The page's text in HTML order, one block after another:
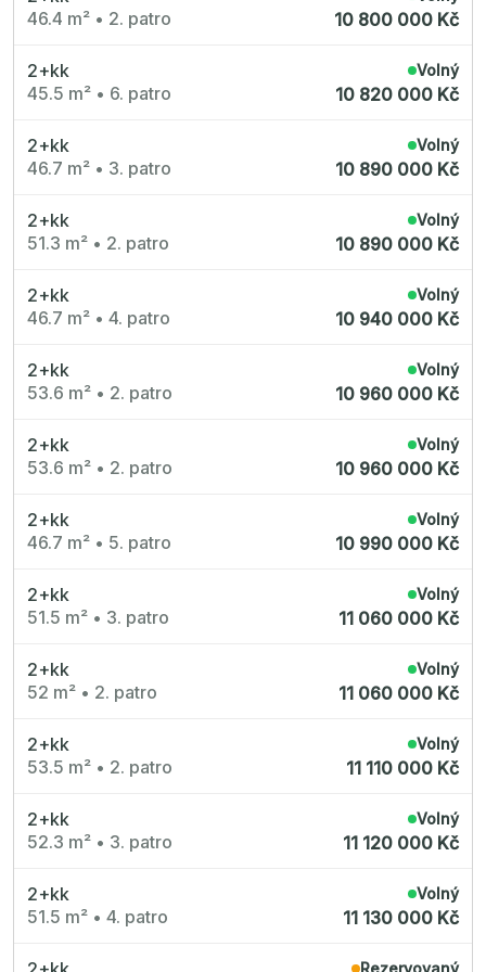
46.4 m² • 2. patro 10 800 000 Kč
2+kk
45.5 m² • 6. patro
Volný
10 820 000 Kč
2+kk
46.7 m² • 3. patro
Volný
10 890 000 Kč
2+kk
51.3 m² • 2. patro
Volný
10 890 000 Kč
2+kk
46.7 m² • 4. patro
Volný
10 940 000 Kč
2+kk
53.6 m² • 2. patro
Volný
10 960 000 Kč
2+kk
53.6 m² • 2. patro
Volný
10 960 000 Kč
2+kk
46.7 m² • 5. patro
Volný
10 990 000 Kč
2+kk
51.5 m² • 3. patro
Volný
11 060 000 Kč
2+kk
52 m² • 2. patro
Volný
11 060 000 Kč
2+kk
53.5 m² • 2. patro
Volný
11 110 000 Kč
2+kk
52.3 m² • 3. patro
Volný
11 120 000 Kč
2+kk
51.5 m² • 4. patro
Volný
11 130 000 Kč
Rezervovaný
Nové byty 6+kk Královehradecký kraj
Nové byty 1+kk Plzeňský kraj
Rezidence Grafická
Lihovar Smíchov Jih
Rezidence Starochodovská
JITRO
Ecovilla Uhříněves
Rezidence Okula
Nová Písnice
Dueta Kamýk
Nový byt 4+kk - Villa Chuchle
Semerínka
Hagibor Kappa
Nový byt 5+kk - Villa Chuchle
Nový byt 3+kk - VARTA
Bělehradská 29
Slavíkova 6
Střížkovský dvůr
Rezidence Cikorka
Polská 52
PORTTI Kladno II
Linea Pura